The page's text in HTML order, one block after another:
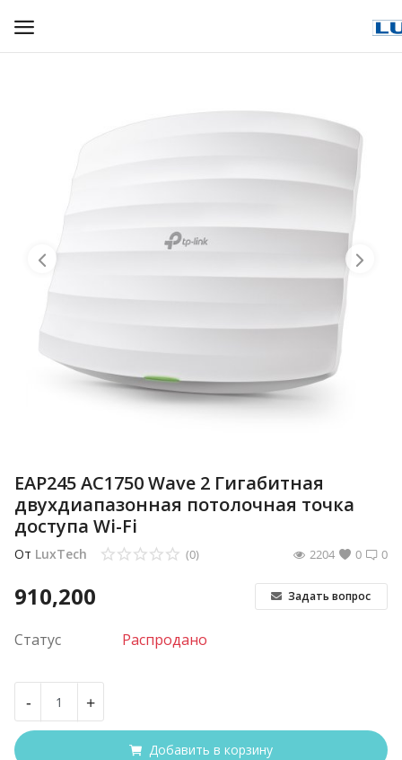
ДЛЯ БИЗНЕСА
ДЛЯ ОПЕРАТОРОВ СВЯЗИ
Войти
EAP245 AC1750 Wave 2 Гигабитная
двухдиапазонная потолочная точка
доступа Wi-Fi
От LuxTech 0
(0) 0
2204
910,200 Задать вопрос
Статус Распродано
- +
Добавить в корзину